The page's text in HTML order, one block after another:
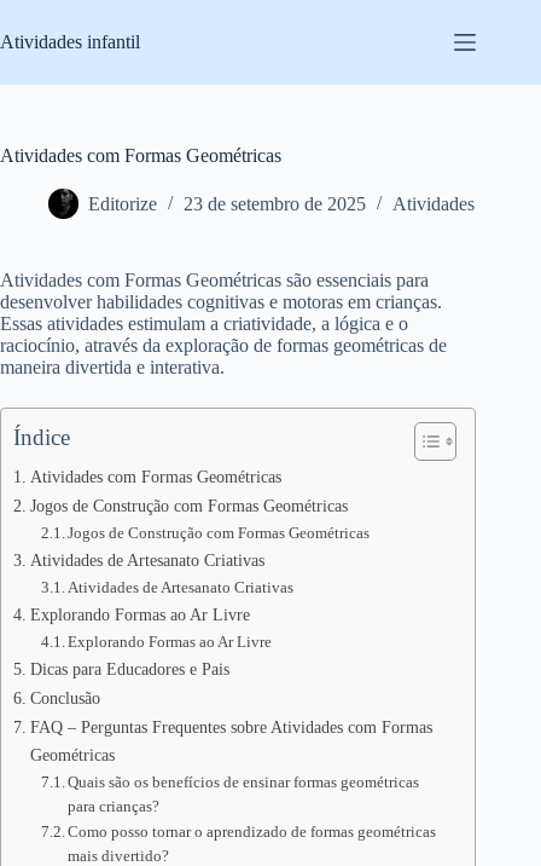
para
o
Atividades infantil
Atividades com Formas Geométricas
Editorize 23 de setembro de 2025 Atividades
Atividades com Formas Geométricas são essenciais para
desenvolver habilidades cognitivas e motoras em crianças.
Essas atividades estimulam a criatividade, a lógica e o
raciocínio, através da exploração de formas geométricas de
maneira divertida e interativa.
Índice
Atividades com Formas Geométricas
Jogos de Construção com Formas Geométricas
Jogos de Construção com Formas Geométricas
Atividades de Artesanato Criativas
Atividades de Artesanato Criativas
Explorando Formas ao Ar Livre
Explorando Formas ao Ar Livre
Dicas para Educadores e Pais
Conclusão
FAQ – Perguntas Frequentes sobre Atividades com Formas
Geométricas
Quais são os benefícios de ensinar formas geométricas
para crianças?
Como posso tornar o aprendizado de formas geométricas
mais divertido?